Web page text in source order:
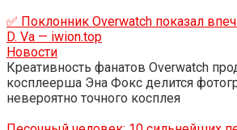
✅ Поклонник Overwatch показал
D. Va — iwion.top
Новости
Креативность фанатов Overwatch
косплеерша Эна Фокс делится
невероятно точного косплея